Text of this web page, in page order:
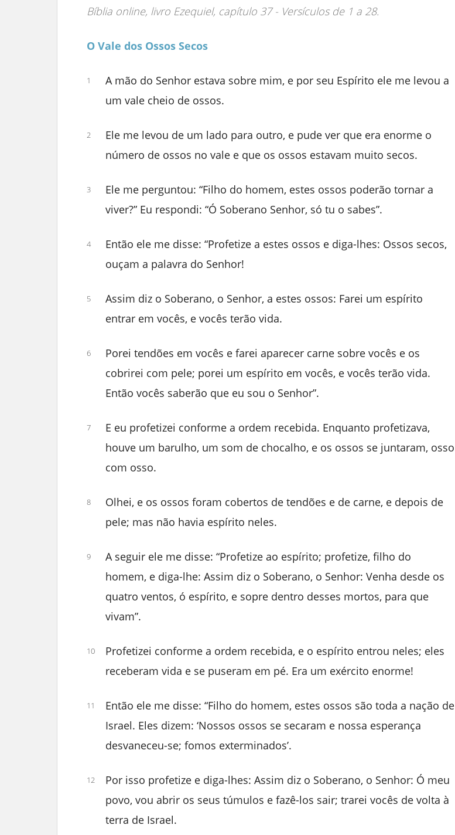
Bíblia online, livro Ezequiel, capítulo 37 - Versículos de 1 a 28.
O Vale dos Ossos Secos
1
A mão do Senhor estava sobre mim, e por seu Espírito ele me levou a
um vale cheio de ossos.
2
Ele me levou de um lado para outro, e pude ver que era enorme o
número de ossos no vale e que os ossos estavam muito secos.
3
Ele me perguntou: “Filho do homem, estes ossos poderão tornar a
viver?” Eu respondi: “Ó Soberano Senhor, só tu o sabes”.
4
Então ele me disse: “Profetize a estes ossos e diga-lhes: Ossos secos,
ouçam a palavra do Senhor!
5
Assim diz o Soberano, o Senhor, a estes ossos: Farei um espírito
entrar em vocês, e vocês terão vida.
6
Porei tendões em vocês e farei aparecer carne sobre vocês e os
cobrirei com pele; porei um espírito em vocês, e vocês terão vida.
Então vocês saberão que eu sou o Senhor”.
7
E eu profetizei conforme a ordem recebida. Enquanto profetizava,
houve um barulho, um som de chocalho, e os ossos se juntaram, osso
com osso.
8
Olhei, e os ossos foram cobertos de tendões e de carne, e depois de
pele; mas não havia espírito neles.
9
A seguir ele me disse: “Profetize ao espírito; profetize, filho do
homem, e diga-lhe: Assim diz o Soberano, o Senhor: Venha desde os
quatro ventos, ó espírito, e sopre dentro desses mortos, para que
vivam”.
10
Profetizei conforme a ordem recebida, e o espírito entrou neles; eles
receberam vida e se puseram em pé. Era um exército enorme!
11
Então ele me disse: “Filho do homem, estes ossos são toda a nação de
Israel. Eles dizem: ‘Nossos ossos se secaram e nossa esperança
desvaneceu-se; fomos exterminados’.
12
Por isso profetize e diga-lhes: Assim diz o Soberano, o Senhor: Ó meu
povo, vou abrir os seus túmulos e fazê-los sair; trarei vocês de volta à
terra de Israel.